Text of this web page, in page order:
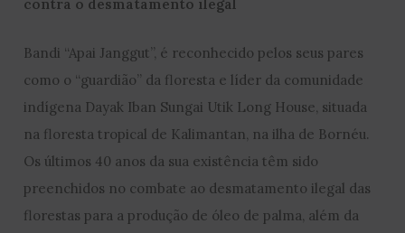
contra o desmatamento ilegal
Bandi “Apai Janggut”, é reconhecido pelos seus pares
como o “guardião” da floresta e líder da comunidade
indígena Dayak Iban Sungai Utik Long House, situada
na floresta tropical de Kalimantan, na ilha de Bornéu.
Os últimos 40 anos da sua existência têm sido
preenchidos no combate ao desmatamento ilegal das
florestas para a produção de óleo de palma, além da